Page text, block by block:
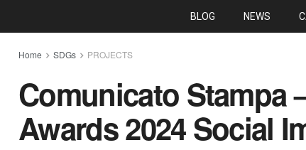
BLOG NEWS
Home SDGs PROJECTS
Comunicato Stampa
Awards 2024 Social